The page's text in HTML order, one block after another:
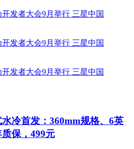
冷首发：360mm规格、6英
保，499元